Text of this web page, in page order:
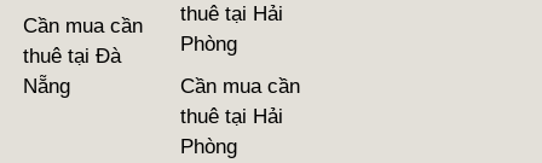
Cần mua cần
thuê tại Đà
Nẵng
thuê tại Hải
Phòng
Cần mua cần
thuê tại Hải
Phòng